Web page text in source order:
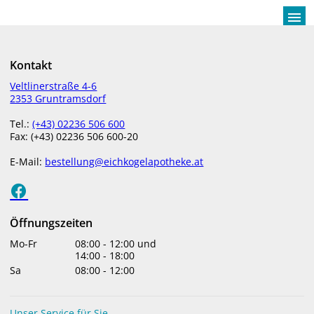
menu
MULTIVITAMIN Jelly
Beans
Kontakt
Veltlinerstraße 4-6
2353 Gruntramsdorf
Tel.:(+43) 02236 506 600
Fax: (+43) 02236 506 600-20
E-Mail: bestellung@eichkogelapotheke.at
Öffnungszeiten
Mo-Fr 08:00 - 12:00 und
14:00 - 18:00
Sa
08:00 - 12:00